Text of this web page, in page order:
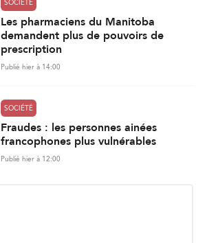
SOCIÉTÉ
Les pharmaciens du Manitoba
demandent plus de pouvoirs de
prescription
Publié hier à 14:00
SOCIÉTÉ
Fraudes : les personnes ainées
francophones plus vulnérables
Publié hier à 12:00